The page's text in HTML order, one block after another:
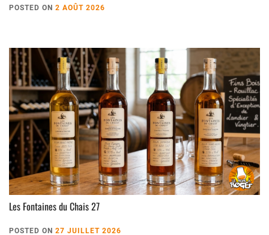
POSTED ON 2 AOÛT 2026
Les Fontaines du Chais 27
POSTED ON 27 JUILLET 2026